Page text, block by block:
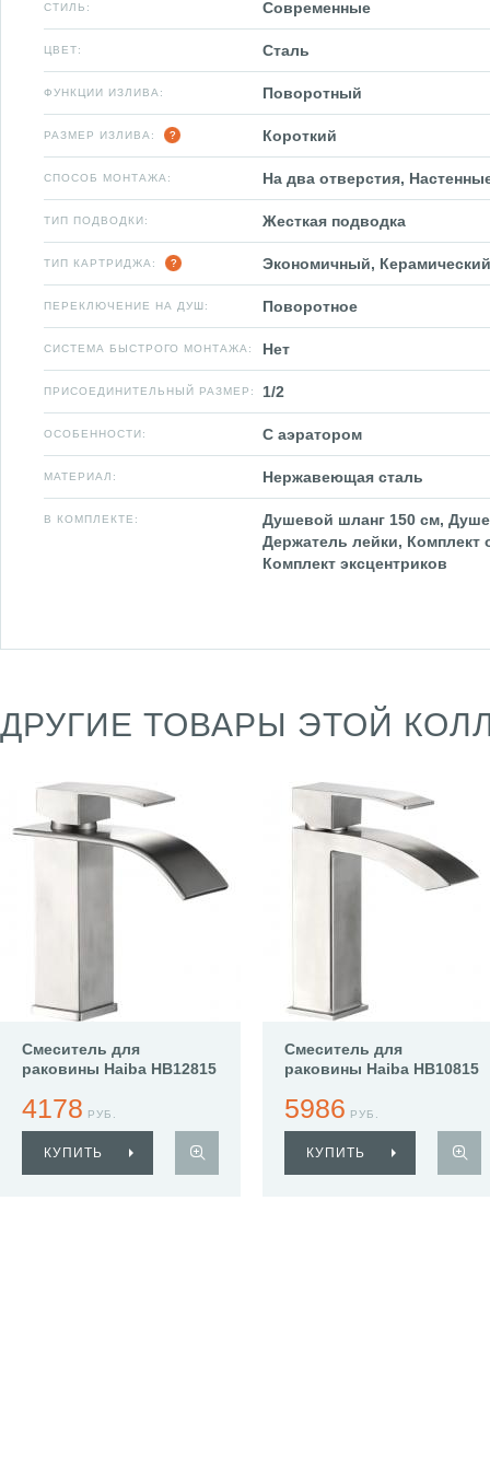
СТИЛЬ: Современные
ЦВЕТ: Сталь
ФУНКЦИИ ИЗЛИВА: Поворотный
РАЗМЕР ИЗЛИВА: Короткий
СПОСОБ МОНТАЖА: На два отверстия,
ТИП ПОДВОДКИ: Жесткая подводка
ТИП КАРТРИДЖА: Экономичный,
ПЕРЕКЛЮЧЕНИЕ НА ДУШ: Поворотное
СИСТЕМА БЫСТРОГО МОНТАЖА: Нет
ПРИСОЕДИНИТЕЛЬНЫЙ РАЗМЕР: 1/2
ОСОБЕННОСТИ: С аэратором
МАТЕРИАЛ: Нержавеющая сталь
В КОМПЛЕКТЕ:
Душевой шланг 150 см,
Держатель лейки, Комплект
Комплект эксцентриков
ДРУГИЕ ТОВАРЫ ЭТОЙ
Смеситель для
раковины Haiba HB12815
4178 РУБ.
КУПИТЬ
Смеситель для
раковины Haiba HB10815
5986 РУБ.
КУПИТЬ